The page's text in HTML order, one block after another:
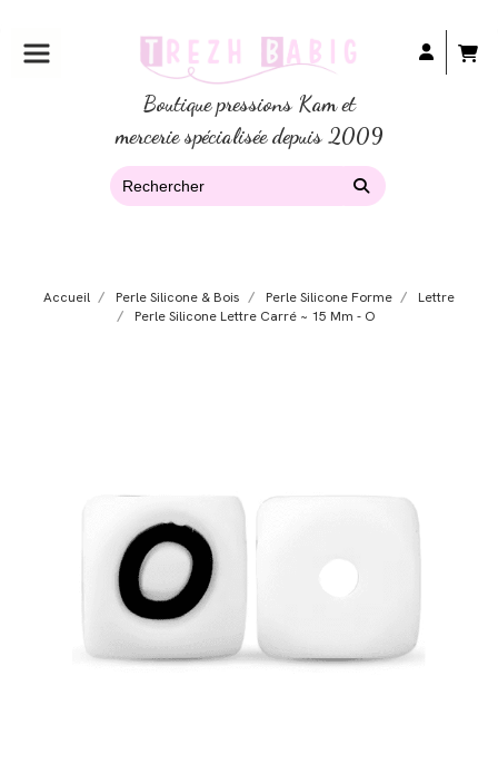
Boutique pressions Kam et
mercerie spécialisée depuis 2009
Accueil Perle Silicone & Bois Perle Silicone Forme
Lettre
Perle Silicone Lettre Carré ~ 15 Mm - O